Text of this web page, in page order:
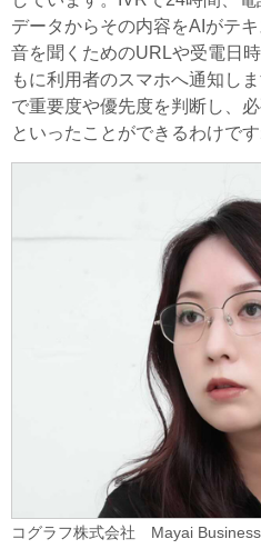
データからその内容をAIがテ
音を聞くためのURLや受電日
もに利用者のスマホへ通知し
で重要度や優先度を判断し、
といったことができるわけです
コグラフ株式会社 Mayai